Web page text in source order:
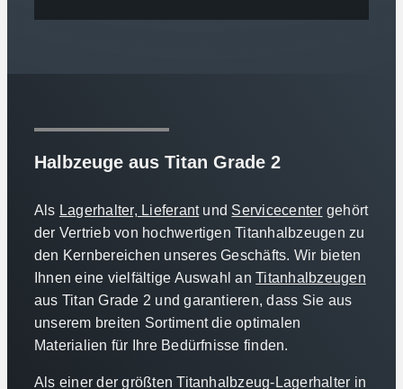
Halbzeuge aus Titan Grade 2
Als Lagerhalter, Lieferantund Servicecenter gehört
der Vertrieb von hochwertigen Titanhalbzeugen zu
den Kernbereichen unseres Geschäfts. Wir bieten
Ihnen eine vielfältige Auswahl anTitanhalbzeugen
aus Titan Grade 2 und garantieren, dass Sie aus
unserem breiten Sortiment die optimalen
Materialien für Ihre Bedürfnisse finden.
Als einer der größten Titanhalbzeug-Lagerhalter in